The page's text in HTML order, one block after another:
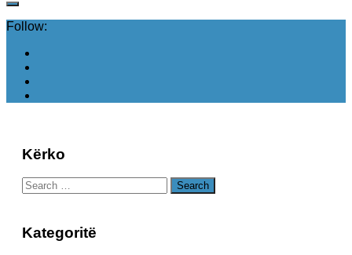
Follow:
Kërko
Search
for:
Kategoritë